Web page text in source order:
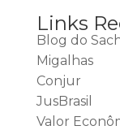
Links
Blog do
Migalhas
Conjur
JusBrasil
Valor